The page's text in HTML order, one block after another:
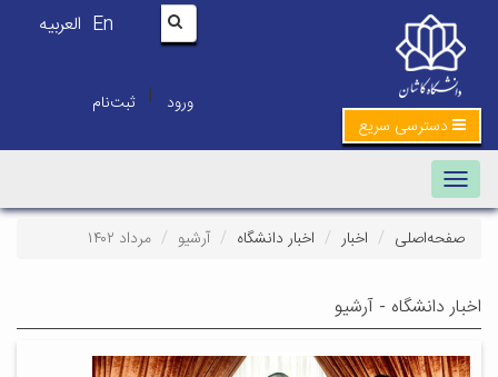
En العربیه
ورود | ثبت‌نام
دسترسی سریع
Toggle navigation
صفحه‌اصلی اخبار اخبار دانشگاه آرشیو مرداد ۱۴۰۲
اخبار دانشگاه - آرشیو